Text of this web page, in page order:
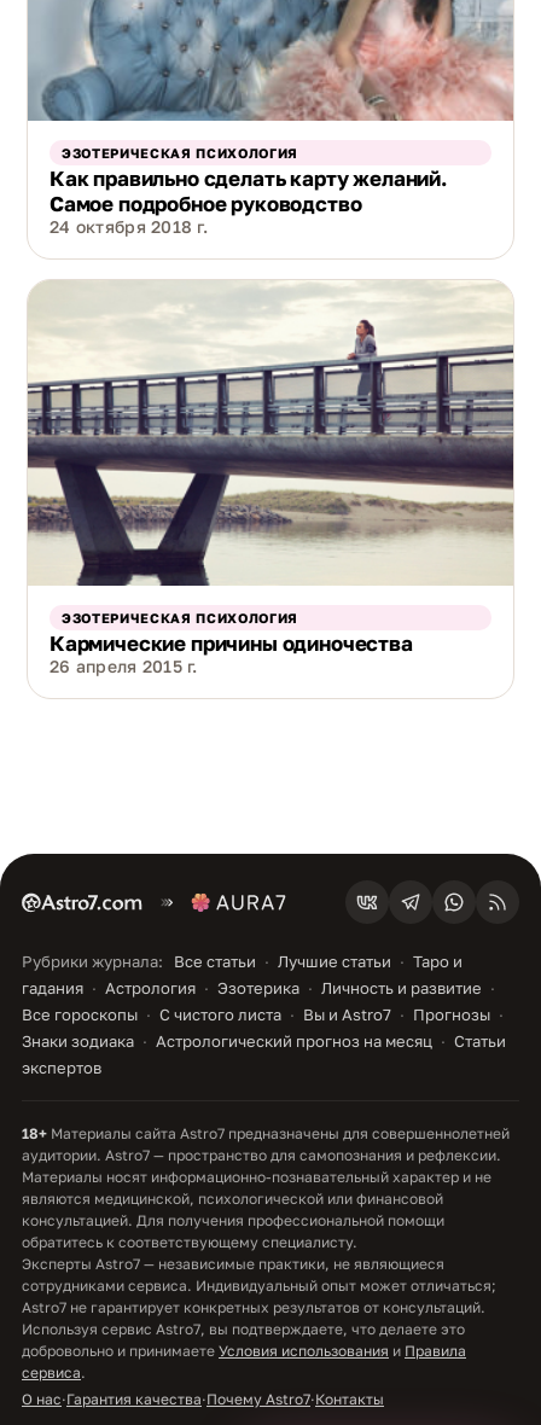
ЭЗОТЕРИЧЕСКАЯ ПСИХОЛОГИЯ
Как правильно сделать карту желаний.
Самое подробное руководство
24 октября 2018 г.
ЭЗОТЕРИЧЕСКАЯ ПСИХОЛОГИЯ
Кармические причины одиночества
26 апреля 2015 г.
Рубрики журнала: Все статьи Лучшие статьи
Таро и
гадания
Астрология Эзотерика
Личность и развитие
Все гороскопы
С чистого листа Вы и Astro7
Прогнозы
Знаки зодиака
Астрологический прогноз на месяц
Статьи
экспертов
18+ Материалы сайта Astro7 предназначены для совершеннолетней
аудитории. Astro7 — пространство для самопознания и рефлексии.
Материалы носят информационно-познавательный характер и не
являются медицинской, психологической или финансовой
консультацией. Для получения профессиональной помощи
обратитесь к соответствующему специалисту.
Эксперты Astro7 — независимые практики, не являющиеся
сотрудниками сервиса. Индивидуальный опыт может отличаться;
Astro7 не гарантирует конкретных результатов от консультаций.
Используя сервис Astro7, вы подтверждаете, что делаете это
добровольно и принимаете Условия использования и Правила
сервиса.
О нас·Гарантия качества·Почему Astro7·Контакты